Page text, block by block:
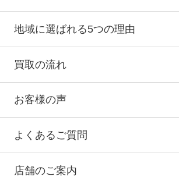
地域に選ばれる5つの理由
買取の流れ
お客様の声
よくあるご質問
店舗のご案内